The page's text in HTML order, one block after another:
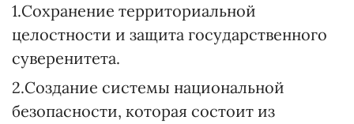
1.Сохранение территориальной
целостности и защита государственного
суверенитета.
2.Создание системы национальной
безопасности, которая состоит из